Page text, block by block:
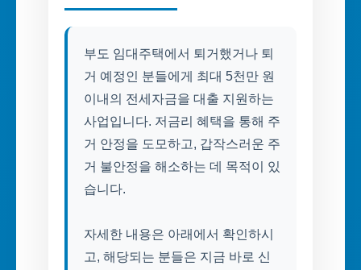
부도 임대주택에서 퇴거했거나 퇴
거 예정인 분들에게 최대 5천만 원
이내의 전세자금을 대출 지원하는
사업입니다. 저금리 혜택을 통해 주
거 안정을 도모하고, 갑작스러운 주
거 불안정을 해소하는 데 목적이 있
습니다.
자세한 내용은 아래에서 확인하시
고, 해당되는 분들은 지금 바로 신